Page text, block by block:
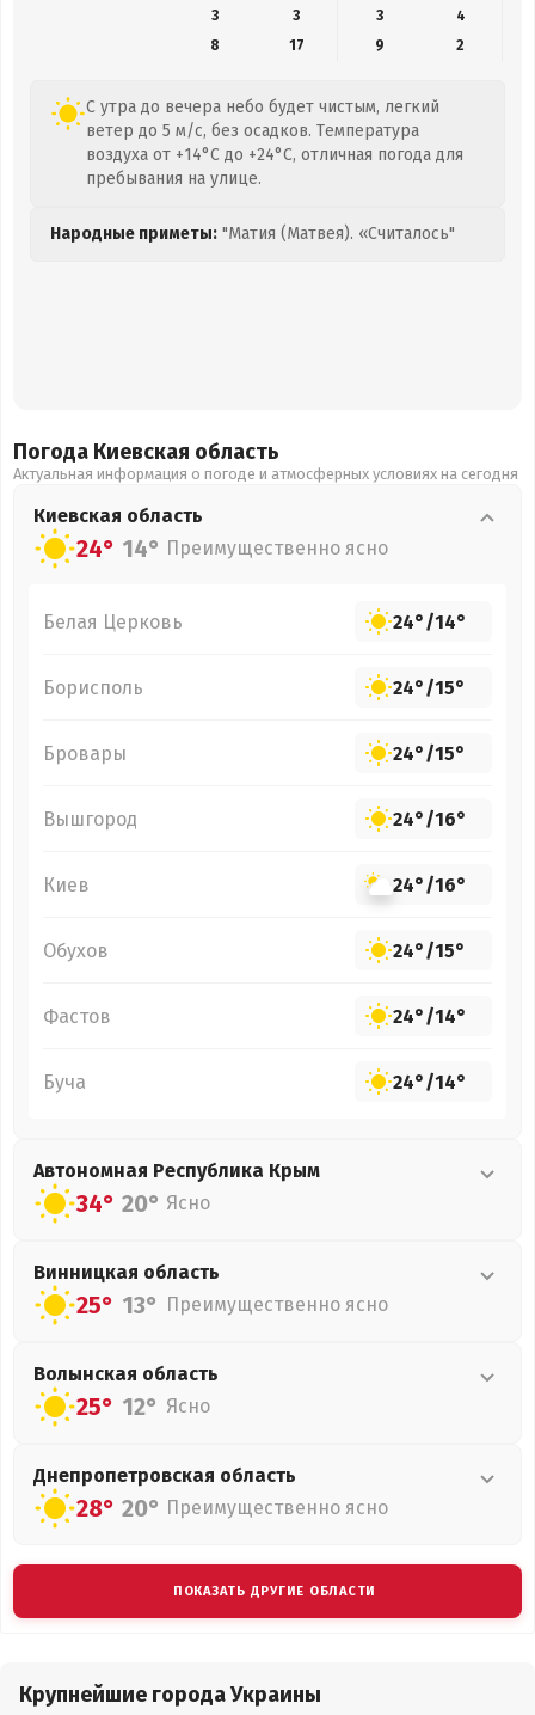
3
3 3
4
8
17 9 2
С утра до вечера небо будет чистым, легкий
ветер до 5 м/с, без осадков. Температура
воздуха от +14°C до +24°C, отличная погода для
пребывания на улице.
Народные приметы: "Матия (Матвея). «Считалось"
Погода Киевская область
Актуальная информация о погоде и атмосферных условиях на сегодня
Киевская область
24° 14° Преимущественно ясно
Белая Церковь 24°/14°
Борисполь 24°/15°
Бровары 24°/15°
Вышгород 24°/16°
Киев 24°/16°
Обухов 24°/15°
Фастов 24°/14°
Буча 24°/14°
Автономная Республика Крым
34° 20° Ясно
Винницкая область
25° 13° Преимущественно ясно
Волынская область
25° 12° Ясно
Днепропетровская область
28° 20° Преимущественно ясно
ПОКАЗАТЬ ДРУГИЕ ОБЛАСТИ
Крупнейшие города Украины